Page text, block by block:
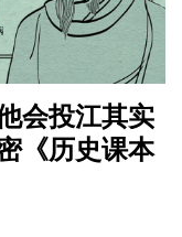
会投江其实
《历史课本